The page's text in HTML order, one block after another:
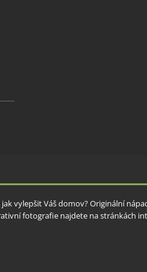
vylepšit Váš domov? Originální
fotografie najdete na stránkách